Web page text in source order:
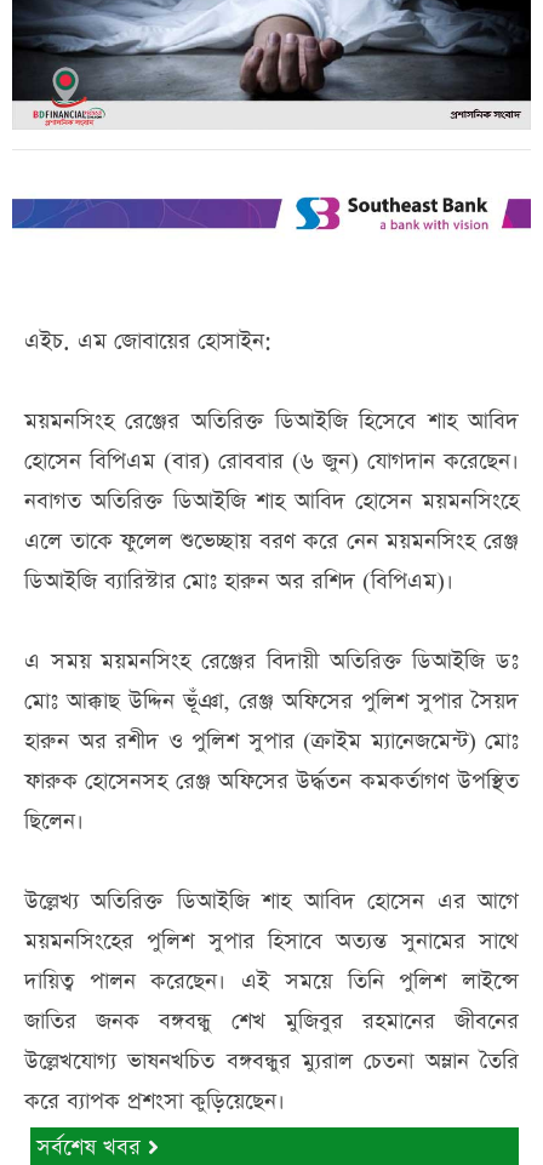
এইচ. এম জোবায়ের হোসাইন:
ময়মনসিংহ রেঞ্জের অতিরিক্ত ডিআইজি হিসেবে শাহ আবিদ
হোসেন বিপিএম (বার) রোববার (৬ জুন) যোগদান করেছেন।
নবাগত অতিরিক্ত ডিআইজি শাহ আবিদ হোসেন ময়মনসিংহে
এলে তাকে ফুলেল শুভেচ্ছায় বরণ করে নেন ময়মনসিংহ রেঞ্জ
ডিআইজি ব্যারিস্টার মোঃ হারুন অর রশিদ (বিপিএম)।
এ সময় ময়মনসিংহ রেঞ্জের বিদায়ী অতিরিক্ত ডিআইজি ডঃ
মোঃ আক্কাছ উদ্দিন ভূঁঞা, রেঞ্জ অফিসের পুলিশ সুপার সৈয়দ
হারুন অর রশীদ ও পুলিশ সুপার (ক্রাইম ম্যানেজমেন্ট) মোঃ
ফারুক হোসেনসহ রেঞ্জ অফিসের উর্দ্ধতন কমকর্তাগণ উপস্থিত
ছিলেন।
উল্লেখ্য অতিরিক্ত ডিআইজি শাহ আবিদ হোসেন এর আগে
ময়মনসিংহের পুলিশ সুপার হিসাবে অত্যন্ত সুনামের সাথে
দায়িত্ব পালন করেছেন। এই সময়ে তিনি পুলিশ লাইন্সে
জাতির জনক বঙ্গবন্ধু শেখ মুজিবুর রহমানের জীবনের
উল্লেখযোগ্য ভাষনখচিত বঙ্গবন্ধুর ম্যুরাল চেতনা অম্লান তৈরি
করে ব্যাপক প্রশংসা কুড়িয়েছেন।
সর্বশেষ খবর